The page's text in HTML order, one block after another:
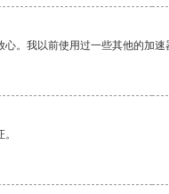
。我以前使用过一些其他的加